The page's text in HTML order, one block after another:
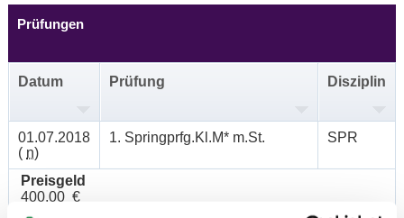
Prüfungen
Datum Prüfung Disziplin
01.07.2018
( n)
1. Springprfg.Kl.M* m.St. SPR
Preisgeld
400,00 €